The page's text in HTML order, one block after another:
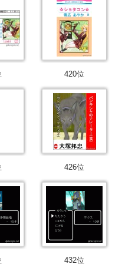
420位
426位
432位